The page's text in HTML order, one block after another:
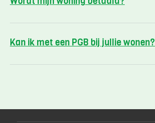
Kan ik met een PGB bij jullie wonen?